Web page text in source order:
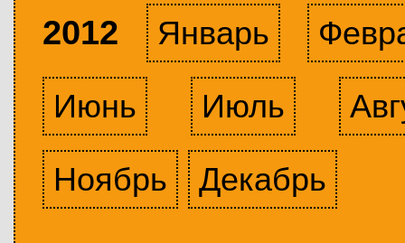
2012 Январь
Июнь
Июль
Ноябрь
Декабрь